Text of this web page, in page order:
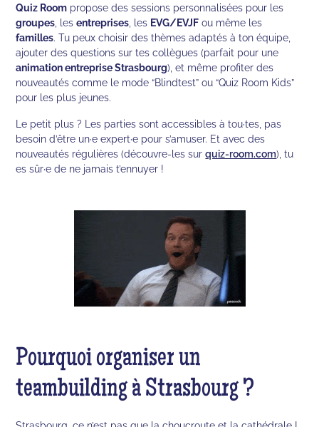
Quiz Room propose des sessions personnalisées pour les
groupes , lesentreprises , les EVG/EVJF ou même les
familles. Tu peux choisir des thèmes adaptés à ton équipe,
ajouter des questions sur tes collègues (parfait pour une
animation entreprise Strasbourg), et même profiter des
nouveautés comme le mode “Blindtest” ou “Quiz Room Kids”
pour les plus jeunes.
Le petit plus ? Les parties sont accessibles à tou·tes, pas
besoin d’être un·e expert·e pour s’amuser. Et avec des
nouveautés régulières (découvre-les surquiz-room.com), tu
es sûr·e de ne jamais t’ennuyer !
Pourquoi organiser un
teambuilding à Strasbourg ?